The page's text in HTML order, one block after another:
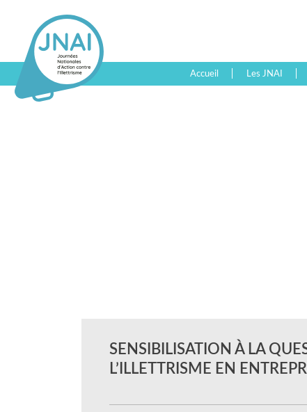
Accueil Les JNAI
SENSIBILISATION À LA
L’ILLETTRISME EN